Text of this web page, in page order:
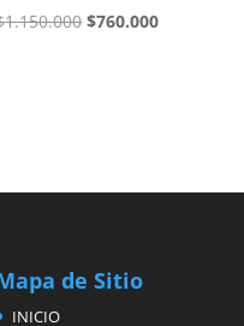
1.150.000El
$760.000El
de Sitio
INICIO